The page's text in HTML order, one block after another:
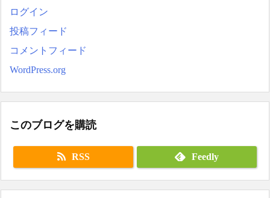
ログイン
投稿フィード
コメントフィード
WordPress.org
このブログを購読
RSS Feedly